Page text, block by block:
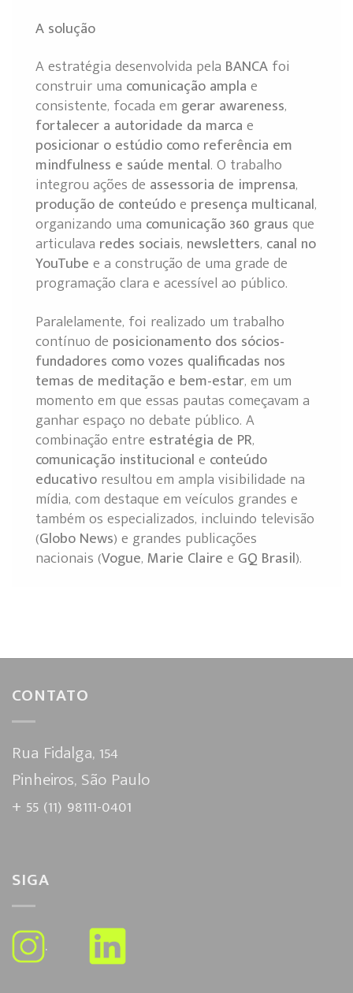
A solução
A estratégia desenvolvida pela BANCAfoi
construir uma comunicação amplae
consistente, focada em gerar awareness,
fortalecer a autoridade da marcae
posicionar o estúdio como referência em
mindfulness e saúde mental. O trabalho
integrou ações de assessoria de imprensa,
produção de conteúdoe presença multicanal,
organizando uma comunicação 360 grausque
articulava redes sociais, newsletters, canal no
YouTubee a construção de uma grade de
programação clara e acessível ao público.
Paralelamente, foi realizado um trabalho
contínuo de posicionamento dos sócios-
fundadores como vozes qualificadas nos
temas de meditação e bem-estar, em um
momento em que essas pautas começavam a
ganhar espaço no debate público. A
combinação entre estratégia de PR,
comunicação institucionale conteúdo
educativoresultou em ampla visibilidade na
mídia, com destaque em veículos grandes e
também os especializados, incluindo televisão
(Globo News) e grandes publicações
nacionais (Vogue,Marie Clairee GQ Brasil).
CONTATO
Rua Fidalga, 154
Pinheiros, São Paulo
+ 55 (11) 98111-0401
SIGA
.